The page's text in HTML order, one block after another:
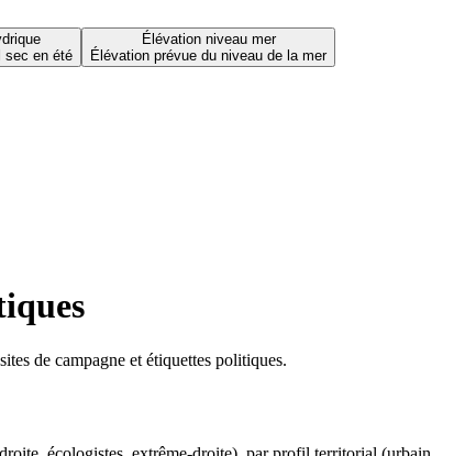
sec en été
Élévation niveau mer
Élévation prévue du niveau de la mer
de campagne et étiquettes politiques.